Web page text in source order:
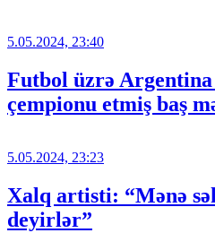
5.05.2024, 23:40
Futbol üzrə
çempionu etmiş baş
5.05.2024, 23:23
Xalq artisti: “Mənə
deyirlər”